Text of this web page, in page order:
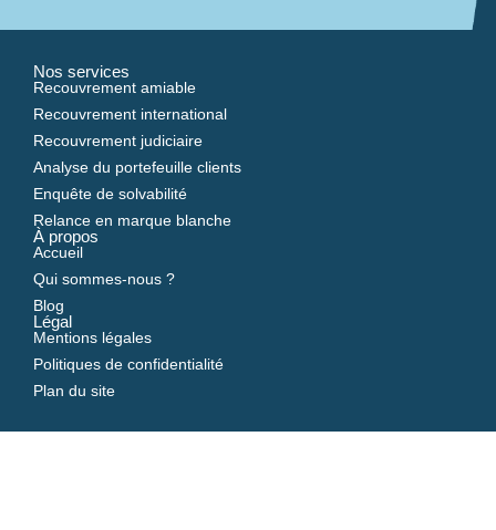
Nos services
Recouvrement amiable
Recouvrement international
Recouvrement judiciaire
Analyse du portefeuille clients
Enquête de solvabilité
Relance en marque blanche
À propos
Accueil
Qui sommes-nous ?
Blog
Légal
Mentions légales
Politiques de confidentialité
Plan du site